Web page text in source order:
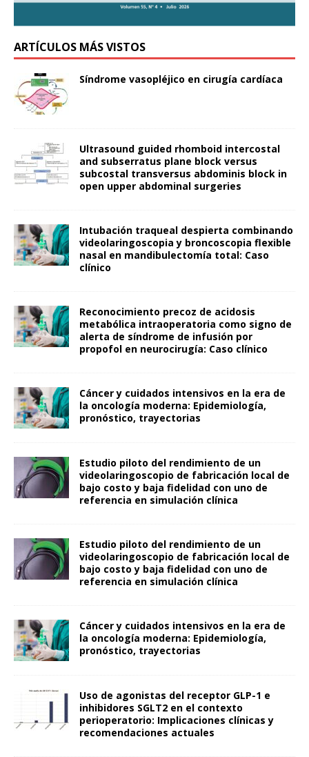
ARTÍCULOS MÁS VISTOS
Síndrome vasopléjico en cirugía cardíaca
Ultrasound guided rhomboid intercostal
and subserratus plane block versus
subcostal transversus abdominis block in
open upper abdominal surgeries
Intubación traqueal despierta combinando
videolaringoscopia y broncoscopia flexible
nasal en mandibulectomía total: Caso
clínico
Reconocimiento precoz de acidosis
metabólica intraoperatoria como signo de
alerta de síndrome de infusión por
propofol en neurocirugía: Caso clínico
Cáncer y cuidados intensivos en la era de
la oncología moderna: Epidemiología,
pronóstico, trayectorias
Estudio piloto del rendimiento de un
videolaringoscopio de fabricación local de
bajo costo y baja fidelidad con uno de
referencia en simulación clínica
Estudio piloto del rendimiento de un
videolaringoscopio de fabricación local de
bajo costo y baja fidelidad con uno de
referencia en simulación clínica
Cáncer y cuidados intensivos en la era de
la oncología moderna: Epidemiología,
pronóstico, trayectorias
Uso de agonistas del receptor GLP-1 e
inhibidores SGLT2 en el contexto
perioperatorio: Implicaciones clínicas y
recomendaciones actuales